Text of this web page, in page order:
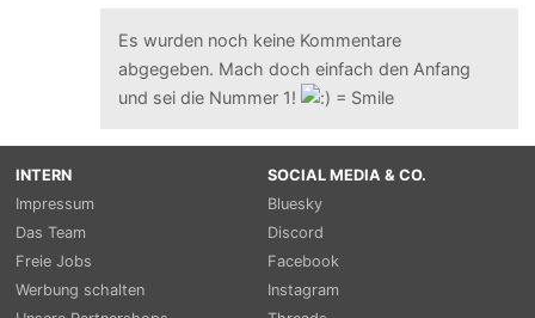
Es wurden noch keine Kommentare
abgegeben. Mach doch einfach den Anfang
und sei die Nummer 1!
INTERN
Impressum
Das Team
Freie Jobs
Werbung schalten
SOCIAL MEDIA & CO.
Bluesky
Discord
Facebook
Instagram